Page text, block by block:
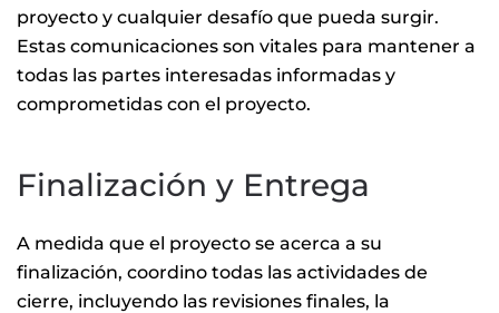
proyecto y cualquier desafío que pueda surgir.
Estas comunicaciones son vitales para mantener a
todas las partes interesadas informadas y
comprometidas con el proyecto.
Finalización y Entrega
A medida que el proyecto se acerca a su
finalización, coordino todas las actividades de
cierre, incluyendo las revisiones finales, la